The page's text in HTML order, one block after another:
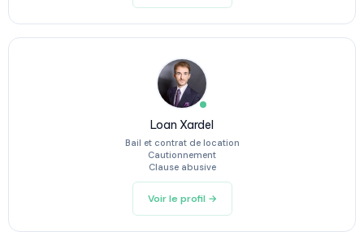
Loan Xardel
Bail et contrat de location
Cautionnement
Clause abusive
Voir le profil →